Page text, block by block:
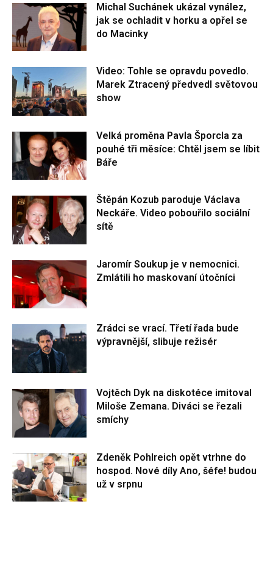
Michal Suchánek ukázal vynález,
jak se ochladit v horku a opřel se
do Macinky
Video: Tohle se opravdu povedlo.
Marek Ztracený předvedl světovou
show
Velká proměna Pavla Šporcla za
pouhé tři měsíce: Chtěl jsem se líbit
Báře
Štěpán Kozub paroduje Václava
Neckáře. Video pobouřilo sociální
sítě
Jaromír Soukup je v nemocnici.
Zmlátili ho maskovaní útočníci
Zrádci se vrací. Třetí řada bude
výpravnější, slibuje režisér
Vojtěch Dyk na diskotéce imitoval
Miloše Zemana. Diváci se řezali
smíchy
Zdeněk Pohlreich opět vtrhne do
hospod. Nové díly Ano, šéfe! budou
už v srpnu